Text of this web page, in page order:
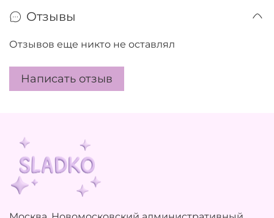
Отзывы
Отзывов еще никто не оставлял
Написать отзыв